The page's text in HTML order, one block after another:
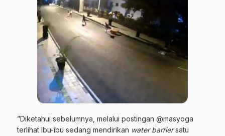
”Diketahui sebelumnya, melalui postingan @masyoga
terlihat Ibu-ibu sedang mendirikan water barriersatu